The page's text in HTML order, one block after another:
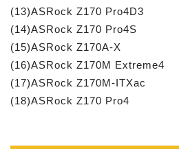
(13)ASRock Z170 Pro4D3
(14)ASRock Z170 Pro4S
(15)ASRock Z170A-X
(16)ASRock Z170M Extreme4
(17)ASRock Z170M-ITXac
(18)ASRock Z170 Pro4